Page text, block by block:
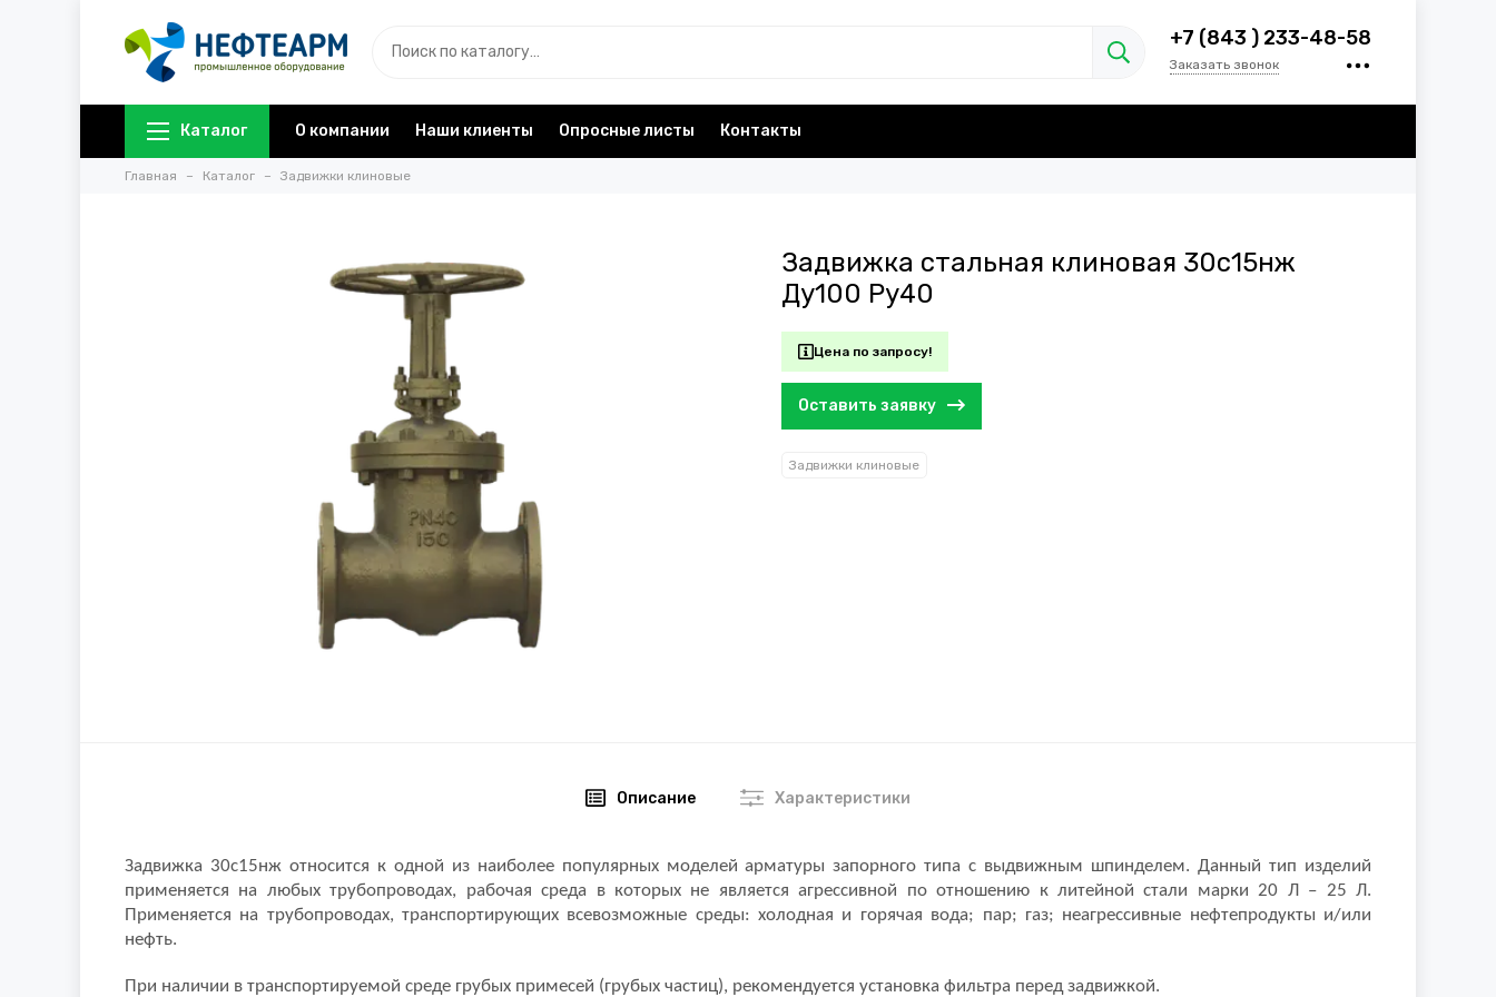
+7 (843 ) 233-48-58
Заказать звонок
Каталог О компании Наши клиенты Опросные листы Контакты
Главная Каталог Задвижки клиновые
Задвижка стальная клиновая 30с15нж
Ду100 Ру40
Цена по запросу!
Оставить заявку
Задвижки клиновые
Описание Характеристики
Задвижка 30с15нж относится к одной из наиболее популярных моделей арматуры запорного типа с выдвижным шпинделем.Данный тип изделий
применяется на любых трубопроводах, рабочая среда в которых не является агрессивной по отношению к литейной стали марки 20 Л – 25 Л.
Применяется на трубопроводах, транспортирующих всевозможные среды: холодная и горячая вода; пар; газ; неагрессивные нефтепродукты и/или
нефть.
При наличии в транспортируемой среде грубых примесей (грубых частиц), рекомендуется установка фильтра перед задвижкой.